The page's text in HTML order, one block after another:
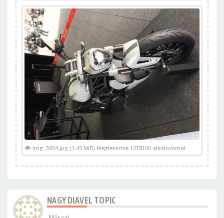
img_3854.jpg (1.45 MiB) Megtekintve 1278100 alkalommal
NAGY DIAVEL TOPIC